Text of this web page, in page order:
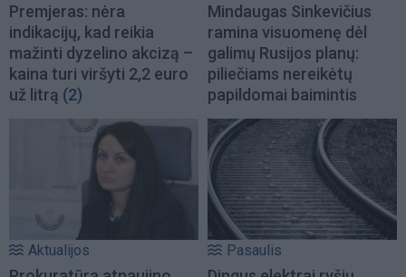
Premjeras: nėra
indikacijų, kad reikia
mažinti dyzelino akcizą –
kaina turi viršyti 2,2 euro
už litrą (2)
Mindaugas Sinkevičius
ramina visuomenę dėl
galimų Rusijos planų:
piliečiams nereikėtų
papildomai baimintis
Aktualijos Pasaulis